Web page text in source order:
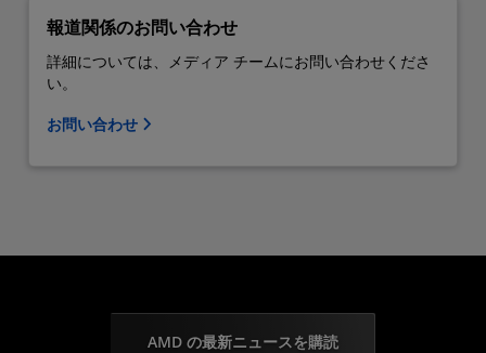
報道関係のお問い合わせ
詳細については、メディア チームにお問い合わせくださ
い。
お問い合わせ
AMD の最新ニュースを購読